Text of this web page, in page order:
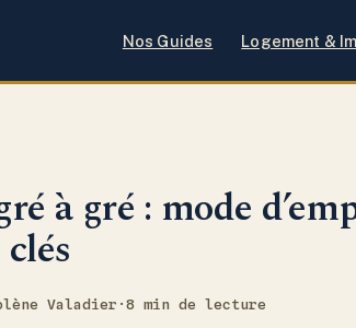
Nos Guides Logement &
à gré : mode
Valadier ·8 min de lecture